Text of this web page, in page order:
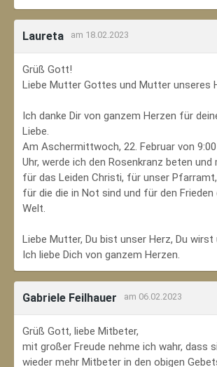
Laureta am 18.02.2023
Grüß Gott!
Liebe Mutter Gottes und Mutter unseres
Ich danke Dir von ganzem Herzen für
Liebe.
Am Aschermittwoch, 22. Februar von 9:00
Uhr, werde ich den Rosenkranz beten und
für das Leiden Christi, für unser
für die die in Not sind und für den Frieden
Welt.
Liebe Mutter, Du bist unser Herz, Du wirst
Ich liebe Dich von ganzem Herzen.
Gabriele Feilhauer am 06.02.2023
Grüß Gott, liebe Mitbeter,
mit großer Freude nehme ich wahr, dass
wieder mehr Mitbeter in den obigen